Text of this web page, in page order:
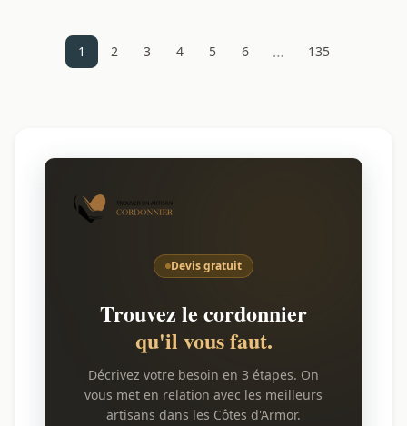
1 2 3 4 5 6 … 135
Devis gratuit
Trouvez le cordonnier
qu'il vous faut.
Décrivez votre besoin en 3 étapes. On
vous met en relation avec les meilleurs
artisans dans les Côtes d'Armor.